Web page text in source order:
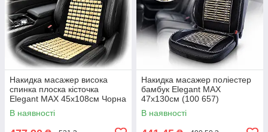
Накидка масажер висока
спинка плоска кісточка
Elegant MAX 45х108см Чорна
(100 650)
В наявності
Накидка масажер поліестер
бамбук Elegant MAX
47х130см (100 657)
В наявності